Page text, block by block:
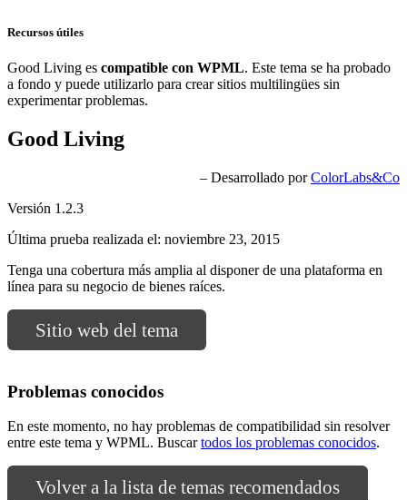
Recursos útiles
Good Living es compatible con WPML. Este tema se ha probado
a fondo y puede utilizarlo para crear sitios multilingües sin
experimentar problemas.
Good Living
– Desarrollado porColorLabs&Co
Versión 1.2.3
Última prueba realizada el: noviembre 23, 2015
Tenga una cobertura más amplia al disponer de una plataforma en
línea para su negocio de bienes raíces.
Sitio web del tema
Problemas conocidos
En este momento, no hay problemas de compatibilidad sin resolver
entre este tema y WPML. Buscartodos los problemas conocidos.
Volver a la lista de temas recomendados